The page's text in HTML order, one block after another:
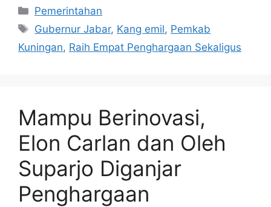
Kategori
Pemerintahan
Tag
Gubernur Jabar, Kang emil, Pemkab
Kuningan, Raih Empat Penghargaan Sekaligus
Mampu Berinovasi,
Elon Carlan dan Oleh
Suparjo Diganjar
Penghargaan